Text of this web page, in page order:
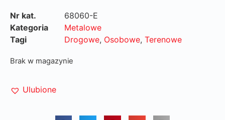
Nr kat.
68060-E
Kategoria
Metalowe
Tagi
Drogowe, Osobowe, Terenowe
Brak w magazynie
Ulubione